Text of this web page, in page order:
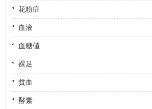
花粉症
血液
血糖値
裸足
貧血
酵素